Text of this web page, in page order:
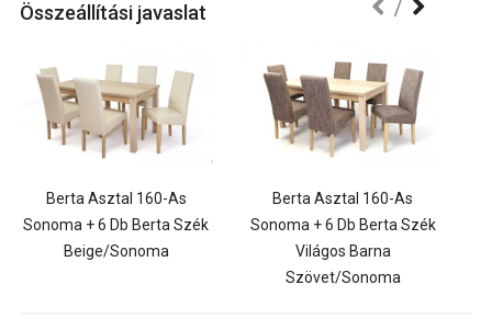
Összeállítási javaslat
Berta Asztal 160-As
Sonoma + 6 Db Berta Szék
Beige/Sonoma
Berta Asztal 160-As
Sonoma + 6 Db Berta Szék
Világos Barna
Szövet/Sonoma